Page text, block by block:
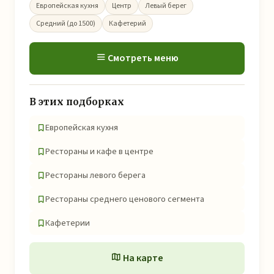
Европейская кухня Центр
Левый берег
Средний (до 1500)
Кафетерий
Смотреть меню
В этих подборках
Европейская кухня
Рестораны и кафе в центре
Рестораны левого берега
Рестораны среднего ценового сегмента
Кафетерии
На карте